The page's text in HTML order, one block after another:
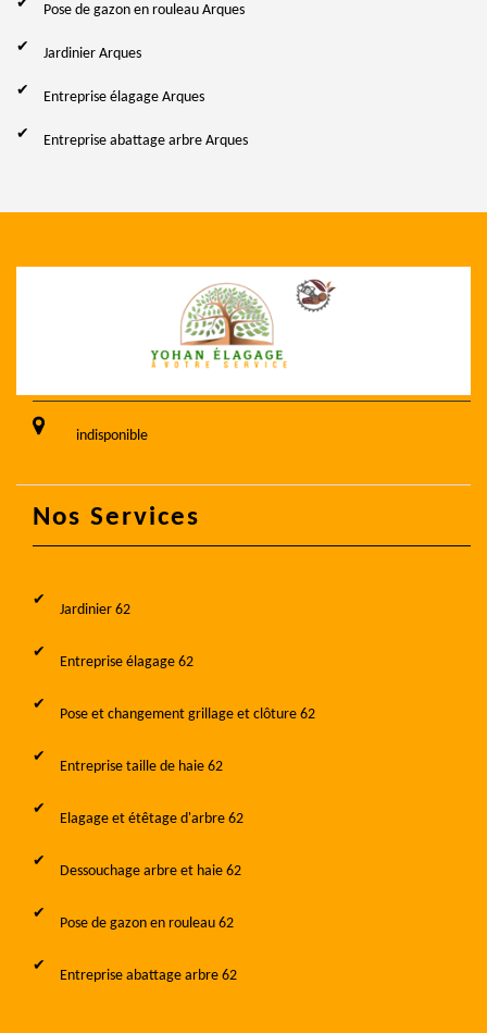
Pose de gazon en rouleau Arques
Jardinier Arques
Entreprise élagage Arques
Entreprise abattage arbre Arques
indisponible
Nos Services
Jardinier 62
Entreprise élagage 62
Pose et changement grillage et clôture 62
Entreprise taille de haie 62
Elagage et étêtage d'arbre 62
Dessouchage arbre et haie 62
Pose de gazon en rouleau 62
Entreprise abattage arbre 62